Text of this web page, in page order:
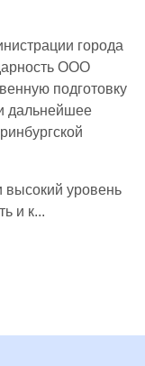
города
ООО
подготовку
дальнейшее
уровень
и к...